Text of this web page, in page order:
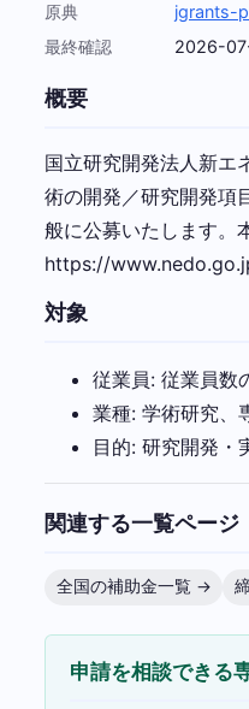
原典
jgrants-
最終確認
2026-
概要
国立研究開発法人新エ
術の開発／研究開発項
般に公募いたします。
https://
対象
従業員: 従業員数
業種: 学術研究、
目的: 研究開発・
関連する一覧ページ
全国の補助金一覧 →
申請を相談できる